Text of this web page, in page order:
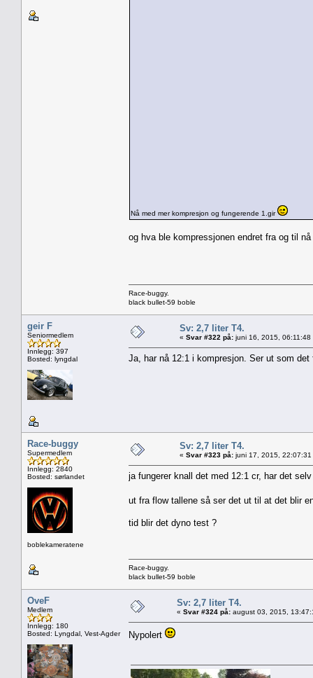
Nå med mer kompresjon og fungerende 1.gir
og hva ble kompressjonen endret fra og til
Race-buggy.
black bullet-59 boble
geir F
Seniormedlem
Innlegg: 397
Bosted: lyngdal
Sv: 2,7 liter T4.
« Svar #322 på: juni 16, 2015, 06:11:48
Ja, har nå 12:1 i kompresjon. Ser ut som
Race-buggy
Supermedlem
Innlegg: 2840
Bosted: sørlandet
boblekameratene
Sv: 2,7 liter T4.
« Svar #323 på: juni 17, 2015, 22:07:31
ja fungerer knall det med 12:1 cr, har det
ut fra flow tallene så ser det ut til at det blir
tid blir det dyno test ?
Race-buggy.
black bullet-59 boble
OveF
Medlem
Innlegg: 180
Bosted: Lyngdal, Vest-Agder
Sv: 2,7 liter T4.
« Svar #324 på: august 03, 2015,
Nypolert